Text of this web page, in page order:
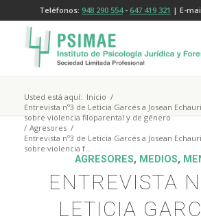
Teléfonos: 948 290 554- 647 419 321 | E-
Usted está aquí: Inicio /
Entrevista nº3 de Leticia Garcés a Josean
sobre violencia filoparental y de género
/ Agresores /
Entrevista nº3 de Leticia Garcés a Josean
sobre violencia f...
AGRESORES, MEDIOS,
ENTREVISTA
LETICIA